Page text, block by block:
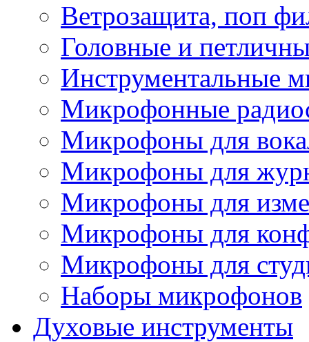
Ветрозащита, поп
Головные и
Инструментальные
Микрофонные
Микрофоны для
Микрофоны для
Микрофоны для
Микрофоны для
Микрофоны для
Наборы микрофонов
Духовые инструменты